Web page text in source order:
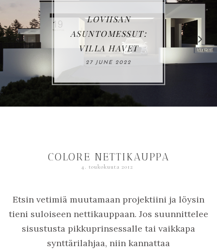
LOVIISAN
ASUNTOMESSUT:
VILLA HAVET
27 JUNE 2022
COLORE NETTIKAUPPA
4. toukokuuta 2012
Etsin vetimiä muutamaan projektiini ja löysin
tieni suloiseen nettikauppaan. Jos suunnittelee
sisustusta pikkuprinsessalle tai vaikkapa
synttärilahjaa, niin kannattaa